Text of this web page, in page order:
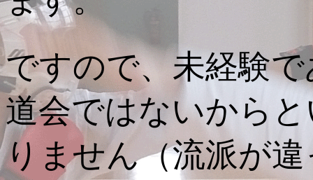
ですので、未経験
道会ではないから
りません（流派が